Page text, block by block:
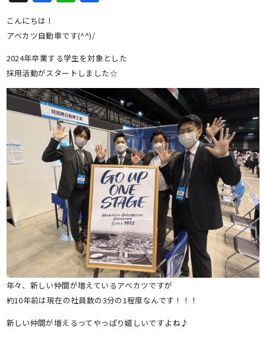
こんにちは！
アベカツ自動車です(^^)/
2024年卒業する学生を対象とした
採用活動がスタートしました☆
年々、新しい仲間が増えているアベカツですが
約10年前は現在の社員数の3分の1程度なんです！！！
新しい仲間が増えるってやっぱり嬉しいですよね♪